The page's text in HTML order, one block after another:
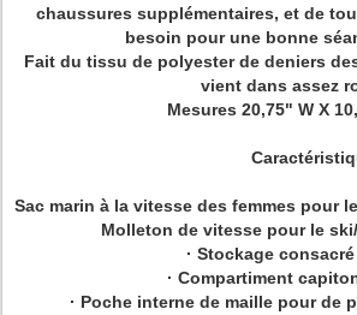
chaussures supplémentaires, et de
besoin pour une bonne
Fait du tissu de polyester de deniers
vient dans assez
Mesures 20,75" W X
Sac marin à la vitesse des femmes pour
Molleton de vitesse pour le
· Stockage
· Compartiment
· Poche interne de maille pour de